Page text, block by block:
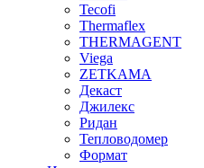
Tecofi
Thermaflex
THERMAGENT
Viega
ZETKAMA
Декаст
Джилекс
Ридан
Тепловодомер
Формат